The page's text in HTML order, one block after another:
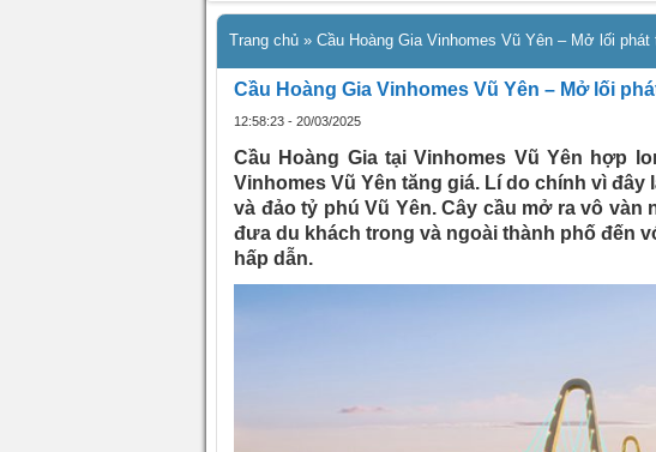
Trang chủ » Cầu Hoàng Gia Vinhomes Vũ Yên – Mở lối
Cầu Hoàng Gia Vinhomes Vũ Yên – Mở lối
12:58:23 - 20/03/2025
Cầu Hoàng Gia tại Vinhomes Vũ Yên hợp
Vinhomes Vũ Yên tăng giá. Lí do chính vì
và đảo tỷ phú Vũ Yên. Cây cầu mở ra vô
đưa du khách trong và ngoài thành phố đến
hấp dẫn.